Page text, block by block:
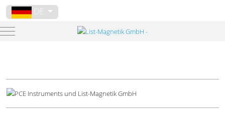
Sprache auswählen
DE
Mobile Menu Toggle